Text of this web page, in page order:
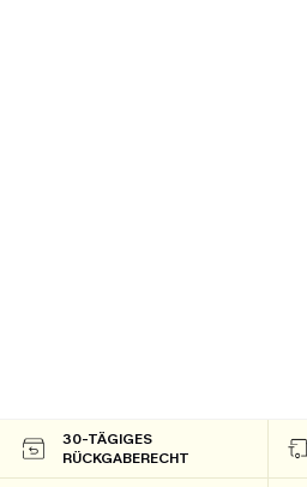
30-TÄGIGES
RÜCKGABERECHT